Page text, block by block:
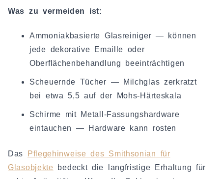
Was zu vermeiden ist:
Ammoniakbasierte Glasreiniger — können
jede dekorative Emaille oder
Oberflächenbehandlung beeinträchtigen
Scheuernde Tücher — Milchglas zerkratzt
bei etwa 5,5 auf der Mohs-Härteskala
Schirme mit Metall-Fassungshardware
eintauchen — Hardware kann rosten
Das
Pflegehinweise des Smithsonian für
Glasobjekte
bedeckt die langfristige Erhaltung für